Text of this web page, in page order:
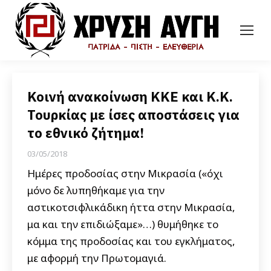
Κοινή ανακοίνωση ΚΚΕ και Κ.Κ.
Τουρκίας με ίσες αποστάσεις για
το εθνικό ζήτημα!
03/05/2018
Ημέρες προδοσίας στην Μικρασία («όχι
μόνο δε λυπηθήκαμε για την
αστικοτσιφλικάδικη ήττα στην Μικρασία,
μα και την επιδιώξαμε»…) θυμήθηκε το
κόμμα της προδοσίας και του εγκλήματος,
με αφορμή την Πρωτομαγιά.